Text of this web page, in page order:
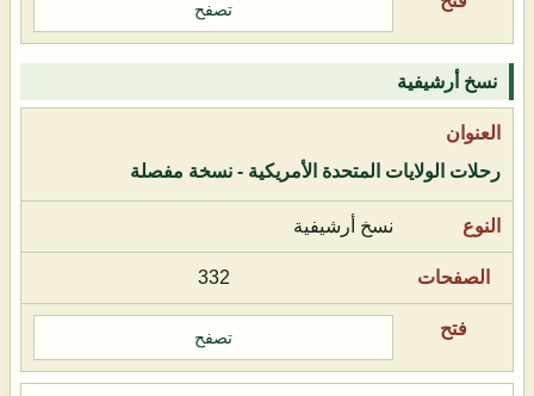
تصفح
نسخ أرشيفية
رحلات الولايات المتحدة الأمريكية - نسخة مفصلة
نسخ أرشيفية
332
تصفح